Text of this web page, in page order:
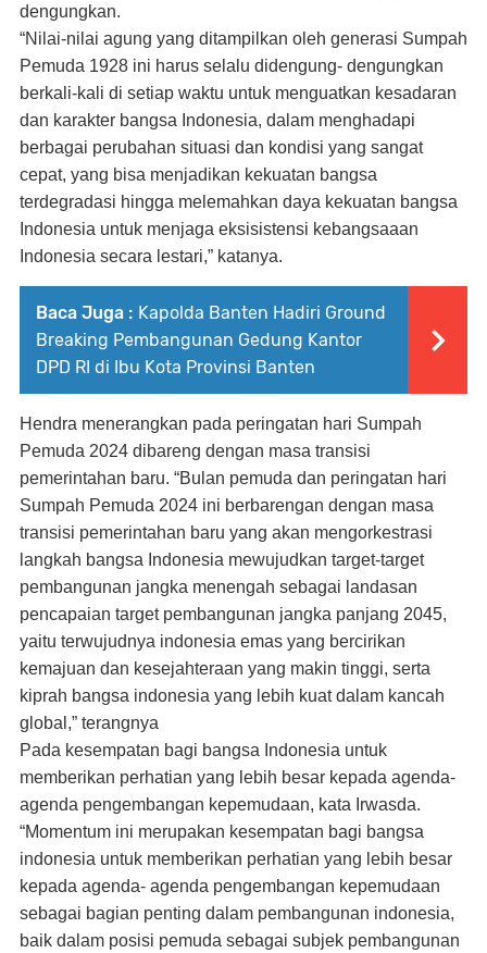
dengungkan.
“Nilai-nilai agung yang ditampilkan oleh generasi Sumpah
Pemuda 1928 ini harus selalu didengung- dengungkan
berkali-kali di setiap waktu untuk menguatkan kesadaran
dan karakter bangsa Indonesia, dalam menghadapi
berbagai perubahan situasi dan kondisi yang sangat
cepat, yang bisa menjadikan kekuatan bangsa
terdegradasi hingga melemahkan daya kekuatan bangsa
Indonesia untuk menjaga eksisistensi kebangsaaan
Indonesia secara lestari,” katanya.
Baca Juga : Kapolda Banten Hadiri Ground
Breaking Pembangunan Gedung Kantor
DPD RI di Ibu Kota Provinsi Banten
Hendra menerangkan pada peringatan hari Sumpah
Pemuda 2024 dibareng dengan masa transisi
pemerintahan baru. “Bulan pemuda dan peringatan hari
Sumpah Pemuda 2024 ini berbarengan dengan masa
transisi pemerintahan baru yang akan mengorkestrasi
langkah bangsa Indonesia mewujudkan target-target
pembangunan jangka menengah sebagai landasan
pencapaian target pembangunan jangka panjang 2045,
yaitu terwujudnya indonesia emas yang bercirikan
kemajuan dan kesejahteraan yang makin tinggi, serta
kiprah bangsa indonesia yang lebih kuat dalam kancah
global,” terangnya
Pada kesempatan bagi bangsa Indonesia untuk
memberikan perhatian yang lebih besar kepada agenda-
agenda pengembangan kepemudaan, kata Irwasda.
“Momentum ini merupakan kesempatan bagi bangsa
indonesia untuk memberikan perhatian yang lebih besar
kepada agenda- agenda pengembangan kepemudaan
sebagai bagian penting dalam pembangunan indonesia,
baik dalam posisi pemuda sebagai subjek pembangunan